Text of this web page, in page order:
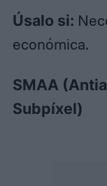
Úsalo si:
económica.
SMAA
Subpíxel)